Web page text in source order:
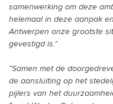
samenwerking om deze
helemaal in deze aanpak
Antwerpen onze grootste
gevestigd is.”
“Samen met de
de aansluiting op het
pijlers van het